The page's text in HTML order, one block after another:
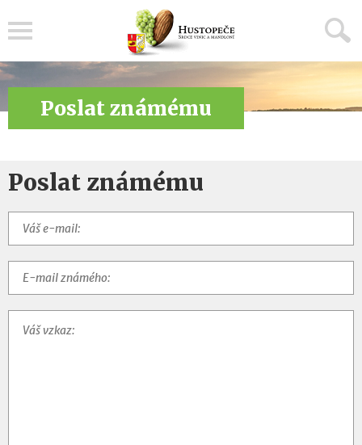
Poslat známému
Poslat známému